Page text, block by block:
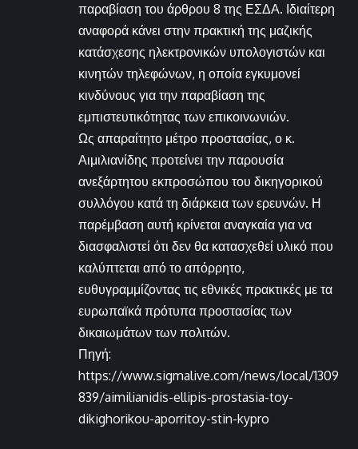
παραβίαση του άρθρου 8 της ΕΣΔΑ. Ιδιαίτερη
αναφορά κάνει στην πρακτική της μαζικής
κατάσχεσης ηλεκτρονικών υπολογιστών και
κινητών τηλεφώνων, η οποία εγκυμονεί
κινδύνους για την παραβίαση της
εμπιστευτικότητας των επικοινωνιών.
Ως απαραίτητο μέτρο προστασίας, ο κ.
Αιμιλιανίδης προτείνει την παρουσία
ανεξάρτητου εκπροσώπου του δικηγορικού
συλλόγου κατά τη διάρκεια των ερευνών. Η
παρέμβαση αυτή κρίνεται αναγκαία για να
διασφαλιστεί ότι δεν θα κατασχεθεί υλικό που
καλύπτεται από το απόρρητο,
ευθυγραμμίζοντας τις εθνικές πρακτικές με τα
ευρωπαϊκά πρότυπα προστασίας των
δικαιωμάτων των πολιτών.
Πηγή:
https://www.sigmalive.com/news/local/1309
839/aimilianidis-ellipis-prostasia-toy-
dikighorikou-aporritoy-stin-kypro